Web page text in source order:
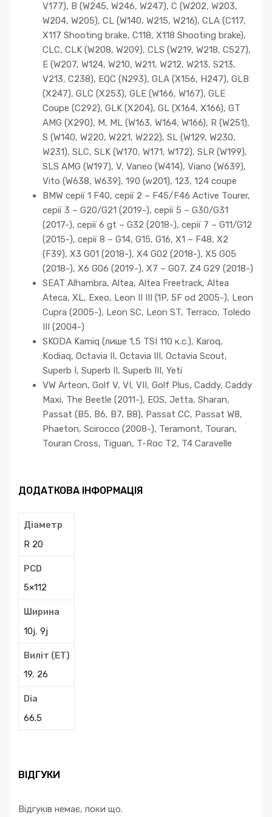
V177), B (W245, W246, W247), C (W202, W203,
W204, W205), CL (W140, W215, W216), CLA (C117,
X117 Shooting brake, C118, X118 Shooting brake),
CLC, CLK (W208, W209), CLS (W219, W218, C527),
E (W207, W124, W210, W211, W212, W213, S213,
V213, C238), EQC (N293), GLA (X156, H247), GLB
(X247), GLC (X253), GLE (W166, W167), GLE
Coupe (C292), GLK (X204), GL (X164, X166), GT
AMG (X290), M, ML (W163, W164, W166), R (W251),
S (W140, W220, W221, W222), SL (W129, W230,
W231), SLC, SLK (W170, W171, W172), SLR (W199),
SLS AMG (W197), V, Vaneo (W414), Viano (W639),
Vito (W638, W639), 190 (w201), 123, 124 coupe
BMW серії 1 F40, серії 2 – F45/F46 Active Tourer,
серії 3 – G20/G21 (2019-), серії 5 – G30/G31
(2017-), серії 6 gt – G32 (2018-), серії 7 – G11/G12
(2015-), серії 8 – G14, G15, G16, X1 – F48, X2
(F39), X3 G01 (2018-), X4 G02 (2018-), X5 G05
(2018-), X6 G06 (2019-), X7 – G07, Z4 G29 (2018-)
SEAT Alhambra, Altea, Altea Freetrack, Altea
Ateca, XL, Exeo, Leon II III (1P, 5F od 2005-), Leon
Cupra (2005-), Leon SC, Leon ST, Terraco, Toledo
III (2004-)
SKODA Kamiq (лише 1,5 TSI 110 к.с.), Karoq,
Kodiaq, Octavia II, Octavia III, Octavia Scout,
Superb I, Superb II, Superb III, Yeti
VW Arteon, Golf V, VI, VII, Golf Plus, Caddy, Caddy
Maxi, The Beetle (2011-), EOS, Jetta, Sharan,
Passat (B5, B6, B7, B8), Passat CC, Passat W8,
Phaeton, Scirocco (2008-), Teramont, Touran,
Touran Cross, Tiguan, T-Roc T2, T4 Caravelle
ДОДАТКОВА ІНФОРМАЦІЯ
Діаметр
R 20
PCD
5×112
Ширина
10j, 9j
Виліт (ЕТ)
19, 26
Dia
66.5
ВІДГУКИ
Відгуків немає, поки що.